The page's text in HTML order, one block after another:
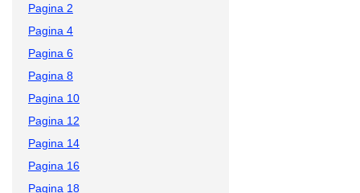
Pagina 2
Pagina 4
Pagina 6
Pagina 8
Pagina 10
Pagina 12
Pagina 14
Pagina 16
Pagina 18